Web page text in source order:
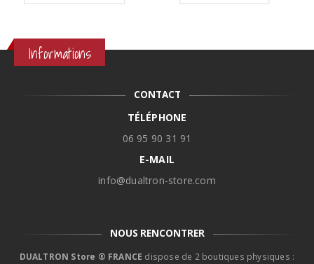
Informations
CONTACT
TÉLÉPHONE
06 95 90 31 91
E-MAIL
info@dualtron-store.com
NOUS RENCONTRER
DUALTRON Store ® FRANCE dispose de 2 boutiques physiques :